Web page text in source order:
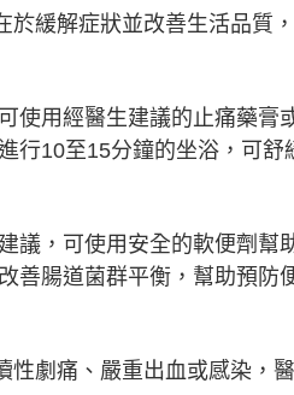
於緩解症狀並改善生活品質
使用經醫生建議的止痛藥膏
行10至15分鐘的坐浴，可舒
議，可使用安全的軟便劑幫
善腸道菌群平衡，幫助預防
性劇痛、嚴重出血或感染，